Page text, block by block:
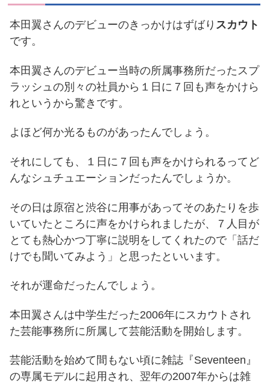
本田翼さんのデビューのきっかけはずばり スカウト
です。
本田翼さんのデビュー当時の所属事務所だったスプ
ラッシュの別々の社員から１日に７回も声をかけら
れというから驚きです。
よほど何か光るものがあったんでしょう。
それにしても、１日に７回も声をかけられるってど
んなシュチュエーションだったんでしょうか。
その日は原宿と渋谷に用事があってそのあたりを歩
いていたところに声をかけられましたが、７人目が
とても熱心かつ丁寧に説明をしてくれたので「話だ
けでも聞いてみよう」と思ったといいます。
それが運命だったんでしょう。
本田翼さんは中学生だった2006年にスカウトされ
た芸能事務所に所属して芸能活動を開始します。
芸能活動を始めて間もない頃に雑誌『Seventeen』
の専属モデルに起用され、翌年の2007年からは雑